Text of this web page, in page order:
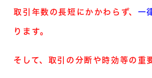
取引年数の長短にかかわらず、 一
ります。
そして、取引の分断や時効等の重